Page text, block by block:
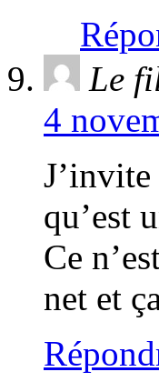
Le
4
J’invite
qu’est
Ce
net et